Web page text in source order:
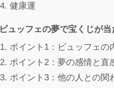
健康運
ビュッフェの夢で宝くじが
ポイント1：ビュッフェの
ポイント2：夢の感情と直
ポイント3：他の人との関